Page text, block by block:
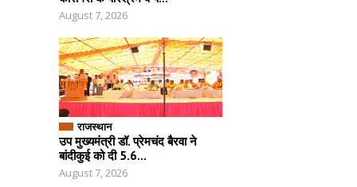
August 7, 2026
राजस्थान
उप मुख्यमंत्री डॉ. प्रेमचंद बैरवा ने
बांदीकुई को दी 5.6...
August 7, 2026